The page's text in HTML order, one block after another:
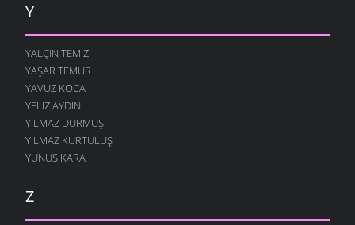
Y
YALÇIN TEMIZ
YAŞAR TEMUR
YAVUZ KOCA
YELIZ AYDIN
YILMAZ DURMUŞ
YILMAZ KURTULUŞ
YUNUS KARA
Z